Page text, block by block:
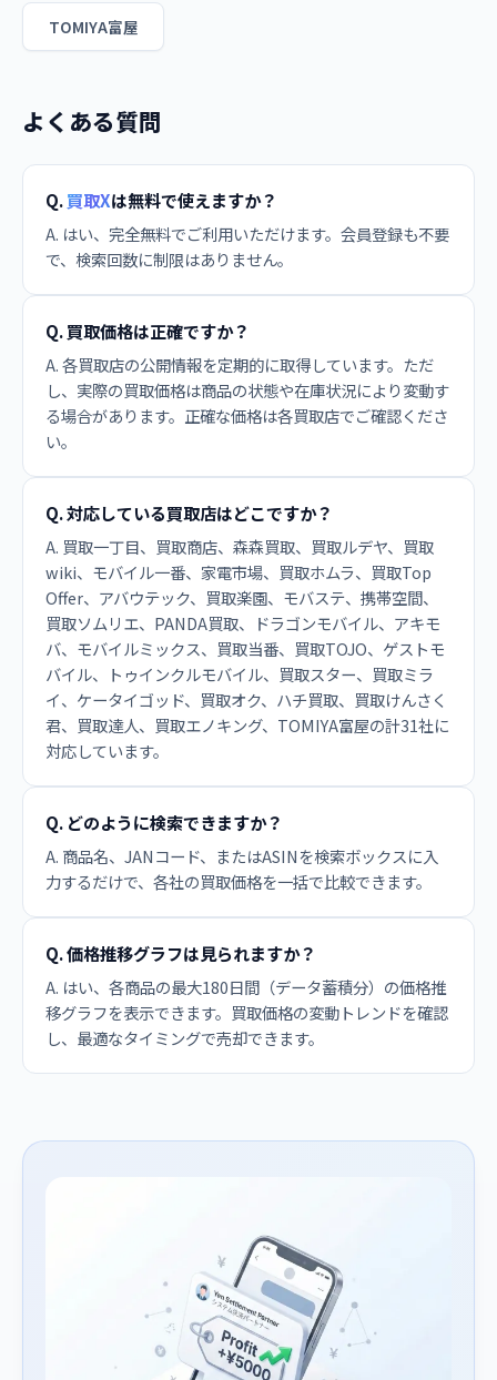
TOMIYA富屋
よくある質問
Q.買取Xは無料で使えますか？
A. はい、完全無料でご利用いただけます。会員登録も不要
で、検索回数に制限はありません。
Q. 買取価格は正確ですか？
A. 各買取店の公開情報を定期的に取得しています。ただ
し、実際の買取価格は商品の状態や在庫状況により変動す
る場合があります。正確な価格は各買取店でご確認くださ
い。
Q. 対応している買取店はどこですか？
A. 買取一丁目、買取商店、森森買取、買取ルデヤ、買取
wiki、モバイル一番、家電市場、買取ホムラ、買取Top
Offer、アバウテック、買取楽園、モバステ、携帯空間、
買取ソムリエ、PANDA買取、ドラゴンモバイル、アキモ
バ、モバイルミックス、買取当番、買取TOJO、ゲストモ
バイル、トゥインクルモバイル、買取スター、買取ミラ
イ、ケータイゴッド、買取オク、ハチ買取、買取けんさく
君、買取達人、買取エノキング、TOMIYA富屋の計31社に
対応しています。
Q. どのように検索できますか？
A. 商品名、JANコード、またはASINを検索ボックスに入
力するだけで、各社の買取価格を一括で比較できます。
Q. 価格推移グラフは見られますか？
A. はい、各商品の最大180日間（データ蓄積分）の価格推
移グラフを表示できます。買取価格の変動トレンドを確認
し、最適なタイミングで売却できます。